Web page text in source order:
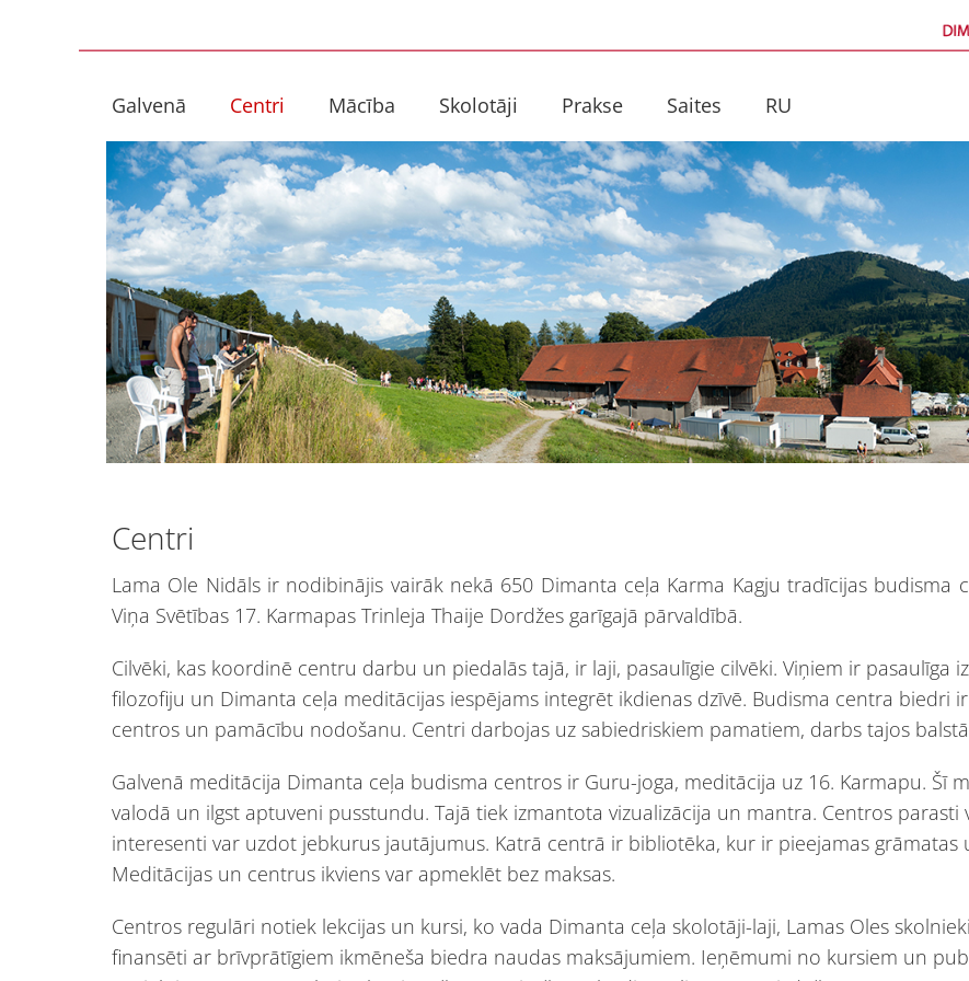
Galvenā
Centri Mācība Skolotāji Prakse Saites RU
Centri
Lama Ole Nidāls ir nodibinājis vairāk nekā 650 Dimanta ceļa Karma Kagju tradīcijas budisma
Viņa Svētības 17. Karmapas Trinleja Thaije Dordžes garīgajā pārvaldībā.
Cilvēki, kas koordinē centru darbu un piedalās tajā, ir laji, pasaulīgie cilvēki. Viņiem ir pasaulīga
filozofiju un Dimanta ceļa meditācijas iespējams integrēt ikdienas dzīvē. Budisma centra biedri
centros un pamācību nodošanu. Centri darbojas uz sabiedriskiem pamatiem, darbs tajos
Galvenā meditācija Dimanta ceļa budisma centros ir Guru-joga, meditācija uz 16. Karmapu. Šī
valodā un ilgst aptuveni pusstundu. Tajā tiek izmantota vizualizācija un mantra. Centros
interesenti var uzdot jebkurus jautājumus. Katrā centrā ir bibliotēka, kur ir pieejamas grāmatas
Meditācijas un centrus ikviens var apmeklēt bez maksas.
Centros regulāri notiek lekcijas un kursi, ko vada Dimanta ceļa skolotāji-laji, Lamas Oles
finansēti ar brīvprātīgiem ikmēneša biedra naudas maksājumiem. Ieņēmumi no kursiem un